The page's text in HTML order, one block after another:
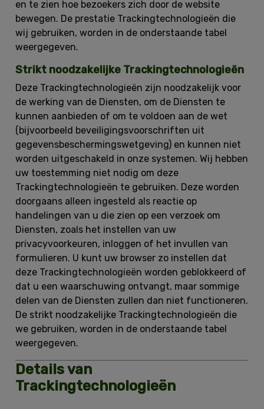
en te zien hoe bezoekers zich door de website
bewegen. De prestatie Trackingtechnologieën die
wij gebruiken, worden in de onderstaande tabel
weergegeven.
Strikt noodzakelijke Trackingtechnologieën
Deze Trackingtechnologieën zijn noodzakelijk voor
de werking van de Diensten, om de Diensten te
kunnen aanbieden of om te voldoen aan de wet
(bijvoorbeeld beveiligingsvoorschriften uit
gegevensbeschermingswetgeving) en kunnen niet
worden uitgeschakeld in onze systemen. Wij hebben
uw toestemming niet nodig om deze
Trackingtechnologieën te gebruiken. Deze worden
doorgaans alleen ingesteld als reactie op
handelingen van u die zien op een verzoek om
Diensten, zoals het instellen van uw
privacyvoorkeuren, inloggen of het invullen van
formulieren. U kunt uw browser zo instellen dat
deze Trackingtechnologieën worden geblokkeerd of
dat u een waarschuwing ontvangt, maar sommige
delen van de Diensten zullen dan niet functioneren.
De strikt noodzakelijke Trackingtechnologieën die
we gebruiken, worden in de onderstaande tabel
weergegeven.
Details van
Trackingtechnologieën